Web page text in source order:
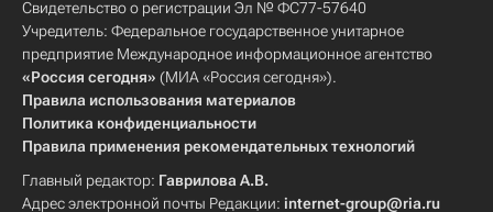
Свидетельство о регистрации Эл № ФС77-57640
Учредитель: Федеральное государственное унитарное
предприятие Международное информационное агентство
«Россия сегодня» (МИА «Россия сегодня»).
Правила использования материалов
Политика конфиденциальности
Правила применения рекомендательных технологий
Главный редактор: Гаврилова А.В.
Адрес электронной почты Редакции: internet-group@ria.ru